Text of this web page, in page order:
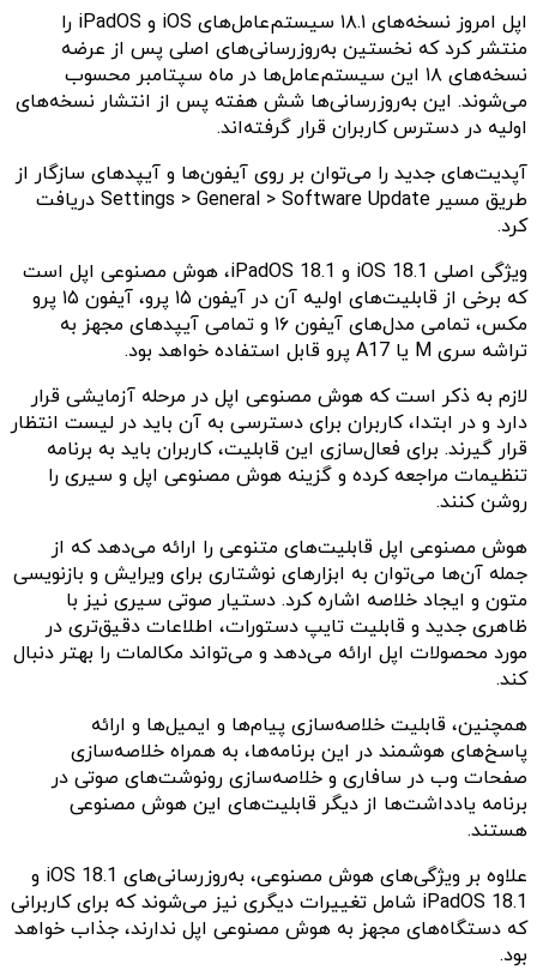
اپل امروز نسخه‌های ۱۸.۱ سیستم‌عامل‌های iOS و iPadOS را
منتشر کرد که نخستین به‌روزرسانی‌های اصلی پس از عرضه
نسخه‌های ۱۸ این سیستم‌عامل‌ها در ماه سپتامبر محسوب
می‌شوند. این به‌روزرسانی‌ها شش هفته پس از انتشار نسخه‌های
اولیه در دسترس کاربران قرار گرفته‌اند.
آپدیت‌های جدید را می‌توان بر روی آیفون‌ها و آیپدهای سازگار از
طریق مسیر Settings > General > Software Update دریافت
کرد.
ویژگی اصلی iOS 18.1 و iPadOS 18.1، هوش مصنوعی اپل است
که برخی از قابلیت‌های اولیه آن در آیفون ۱۵ پرو، آیفون ۱۵ پرو
مکس، تمامی مدل‌های آیفون ۱۶ و تمامی آیپدهای مجهز به
تراشه سری M یا A17 پرو قابل استفاده خواهد بود.
لازم به ذکر است که هوش مصنوعی اپل در مرحله آزمایشی قرار
دارد و در ابتدا، کاربران برای دسترسی به آن باید در لیست انتظار
قرار گیرند. برای فعال‌سازی این قابلیت، کاربران باید به برنامه
تنظیمات مراجعه کرده و گزینه هوش مصنوعی اپل و سیری را
روشن کنند.
هوش مصنوعی اپل قابلیت‌های متنوعی را ارائه می‌دهد که از
جمله آن‌ها می‌توان به ابزارهای نوشتاری برای ویرایش و بازنویسی
متون و ایجاد خلاصه اشاره کرد. دستیار صوتی سیری نیز با
ظاهری جدید و قابلیت تایپ دستورات، اطلاعات دقیق‌تری در
مورد محصولات اپل ارائه می‌دهد و می‌تواند مکالمات را بهتر دنبال
کند.
همچنین، قابلیت خلاصه‌سازی پیام‌ها و ایمیل‌ها و ارائه
پاسخ‌های هوشمند در این برنامه‌ها، به همراه خلاصه‌سازی
صفحات وب در سافاری و خلاصه‌سازی رونوشت‌های صوتی در
برنامه یادداشت‌ها از دیگر قابلیت‌های این هوش مصنوعی
هستند.
علاوه بر ویژگی‌های هوش مصنوعی، به‌روزرسانی‌های iOS 18.1 و
iPadOS 18.1 شامل تغییرات دیگری نیز می‌شوند که برای کاربرانی
که دستگاه‌های مجهز به هوش مصنوعی اپل ندارند، جذاب خواهد
بود.